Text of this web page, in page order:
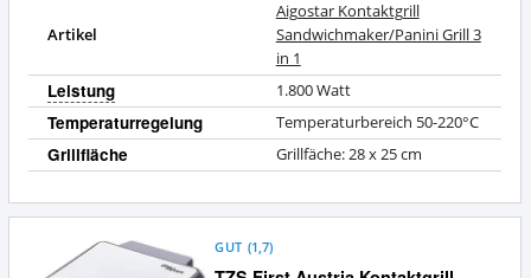
Artikel
Aigostar Kontaktgrill
Sandwichmaker/Panini Grill 3
in 1
Leistung 1.800 Watt
Temperaturregelung Temperaturbereich 50-220°C
Grillfläche Grillfäche: 28 x 25 cm
GUT (1,7)